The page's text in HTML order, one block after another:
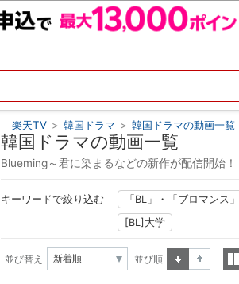
楽天TV > 韓国ドラマ > 韓国ドラマの動画一覧
韓国ドラマの動画一覧
Blueming～君に染まるなどの新作が配信開始！
キーワードで絞り込む 「BL」・「ブロマンス
[BL]大学
並び替え
並び順